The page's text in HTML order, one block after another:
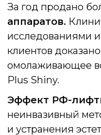
За год продано
аппаратов.
исследованиями и
клиентов
омолаживающее
Plus Shiny.
Эффект РФ-
неинвазивный
и устранения